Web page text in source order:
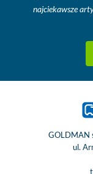
najciekawsze
GOLDMAN
ul.